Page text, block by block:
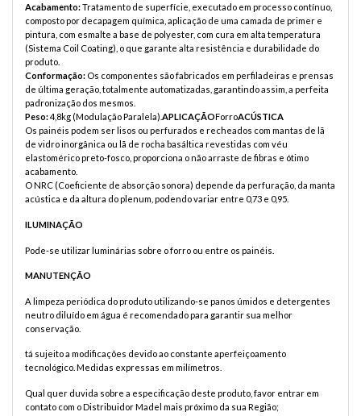
Acabamento:Tratamento de superfície, executado em processo contínuo,
composto por decapagem química, aplicação de uma camada de primer e
pintura, com esmalte a base de polyester, com cura em alta temperatura
(Sistema Coil Coating), o que garante alta resistência e durabilidade do
produto.
Conformação: Os componentes são fabricados em perfiladeiras e prensas
de última geração, totalmente automatizadas, garantindo assim, a perfeita
padronização dos mesmos.
Peso:4,8kg (Modulação Paralela). APLICAÇÃOForroACÚSTICA
Os painéis podem ser lisos ou perfurados e recheados com mantas de lã
de vidro inorgânica ou lã de rocha basáltica revestidas com véu
elastomérico preto-fosco, proporciona o não arraste de fibras e ótimo
acabamento.
O NRC (Coeficiente de absorção sonora) depende da perfuração, da manta
acústica e da altura do plenum, podendo variar entre 0,73 e 0,95.
ILUMINAÇÃO
Pode-se utilizar luminárias sobre o forro ou entre os painéis.
MANUTENÇÃO
A limpeza periódica do produto utilizando-se panos úmidos e detergentes
neutro diluído em água é recomendado para garantir sua melhor
conservação.
tá sujeito a modificações devido ao constante aperfeiçoamento
tecnológico. Medidas expressas em milímetros.
Qual quer duvida sobre a especificação deste produto, favor entrar em
contato com o Distribuidor Madel mais próximo da sua Região;